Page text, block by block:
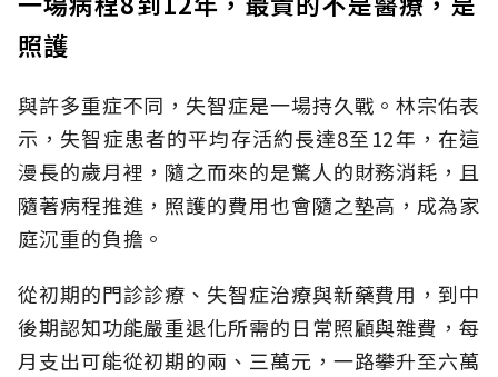
照護
與許多重症不同，失智症是一場持久戰。林宗佑表
示，失智症患者的平均存活約長達8至12年，在這
漫長的歲月裡，隨之而來的是驚人的財務消耗，且
隨著病程推進，照護的費用也會隨之墊高，成為家
庭沉重的負擔。
從初期的門診診療、失智症治療與新藥費用，到中
後期認知功能嚴重退化所需的日常照顧與雜費，每
月支出可能從初期的兩、三萬元，一路攀升至六萬